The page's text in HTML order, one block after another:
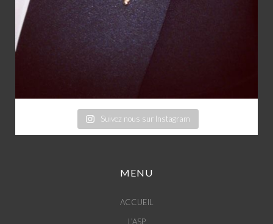
Suivez nous sur Instagram
MENU
ACCUEIL
L’ASP